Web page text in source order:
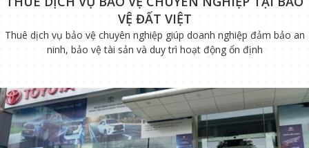
VỆ ĐẤT VIỆT
Thuê dịch vụ bảo vệ chuyên nghiệp giúp doanh nghiệp đảm bảo an
ninh, bảo vệ tài sản và duy trì hoạt động ổn định